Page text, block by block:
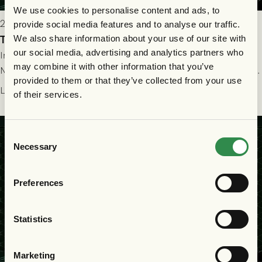
We use cookies to personalise content and ads, to
provide social media features and to analyse our traffic.
We also share information about your use of our site with
our social media, advertising and analytics partners who
may combine it with other information that you’ve
provided to them or that they’ve collected from your use
of their services.
Selection
Necessary
Preferences
Statistics
Marketing
2026-07-22 19:00
Truppen till GAIS - FC Nordsjælland 23/7
Imorgon torsdag spelar GAIS herrar hemma mot FC
Nordsjælland på Gamla Ullevi med avspark kl 19.00! Fredrik
Holmberg och ledarstaben har tagit ut följande trupp till
matchen:
Läs mer